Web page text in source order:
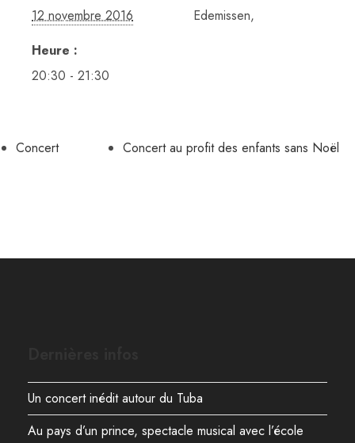
12 novembre 2016
Heure :
20:30 - 21:30
Edemissen,
Concert Concert au profit des enfants sans Noël
Un concert inédit autour du Tuba
Au pays d’un prince, spectacle musical avec l’école